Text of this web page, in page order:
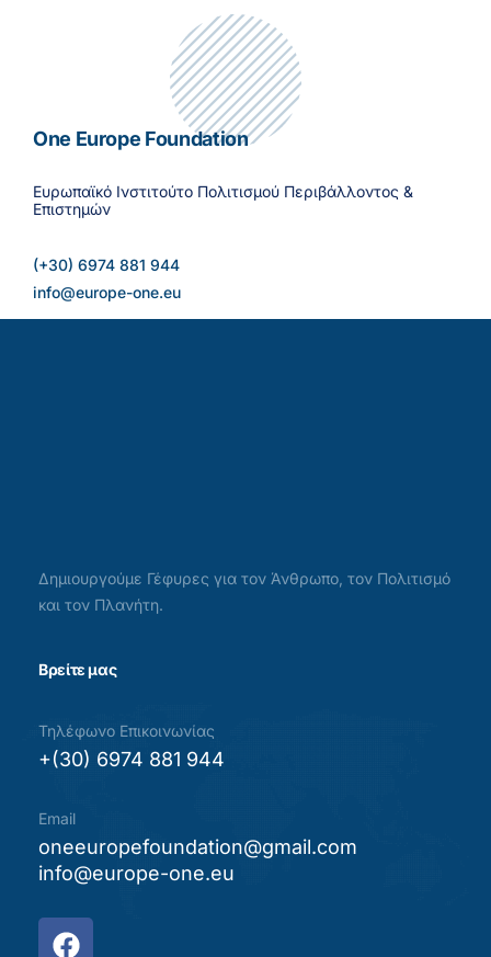
One Europe Foundation
Ευρωπαϊκό Ινστιτούτο Πολιτισμού Περιβάλλοντος &
Επιστημών
(+30) 6974 881 944
info@europe-one.eu
Δημιουργούμε Γέφυρες για τον Άνθρωπο, τον Πολιτισμό
και τον Πλανήτη.
Βρείτε μας
Τηλέφωνο Επικοινωνίας
+(30) 6974 881 944
Email
oneeuropefoundation@gmail.com
info@europe-one.eu